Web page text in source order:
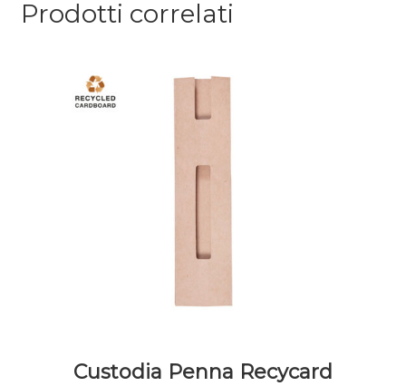
Prodotti correlati
Custodia Penna Recycard